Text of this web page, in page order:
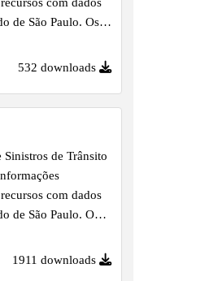
de São Paulo. Os
são
mensalmente,
- Corpo de
532 downloads
de Trânsito
com dados
de São Paulo. O
novos arquivos
1911 downloads